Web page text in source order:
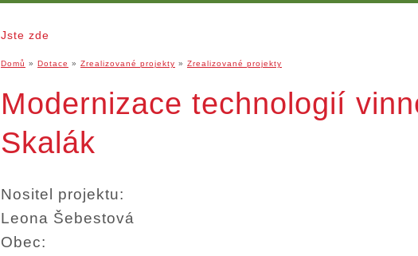
Jste zde
Domů » Dotace » Zrealizované projekty » Zrealizované projekty
Modernizace technologií
Skalák
Nositel projektu:
Leona Šebestová
Obec: